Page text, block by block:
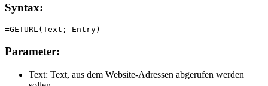
Syntax:
Parameter:
Text: Text, aus dem Website-Adressen abgerufen werden